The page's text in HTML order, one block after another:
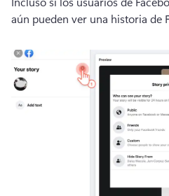
aún pueden ver una historia de